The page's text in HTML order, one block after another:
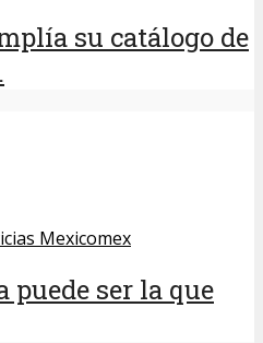
su catálogo de
Mexicomex
puede ser la que